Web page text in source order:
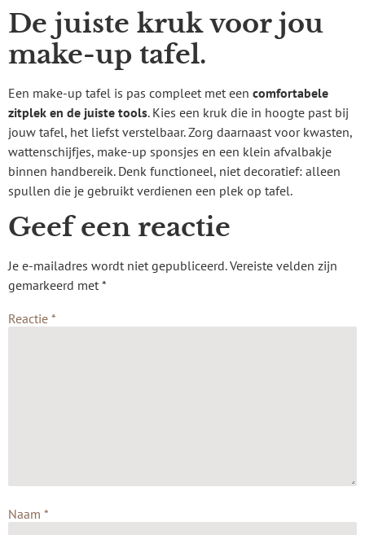
De juiste kruk voor jou
make-up tafel.
Een make-up tafel is pas compleet met een comfortabele
zitplek en de juiste tools. Kies een kruk die in hoogte past bij
jouw tafel, het liefst verstelbaar. Zorg daarnaast voor kwasten,
wattenschijfjes, make-up sponsjes en een klein afvalbakje
binnen handbereik. Denk functioneel, niet decoratief: alleen
spullen die je gebruikt verdienen een plek op tafel.
Geef een reactie
Je e-mailadres wordt niet gepubliceerd. Vereiste velden zijn
gemarkeerd met *
Reactie *
Naam *